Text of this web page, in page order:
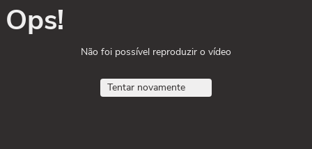
Ops!
Não foi possível reproduzir o vídeo
Tentar novamente